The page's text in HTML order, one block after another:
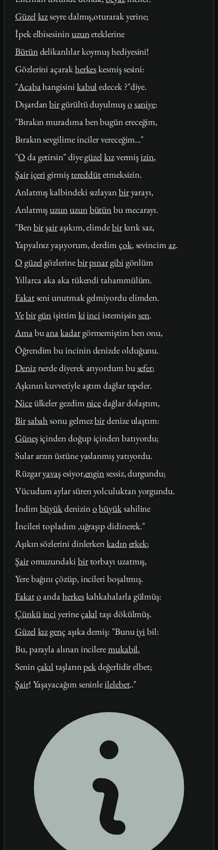
Güzel kızseyre dalmış,oturarak yerine;
İpek elbisesininuzuneteklerine
Bütündelikanlılar koymuş hediyesini!
Gözlerini açarakherkeskesmiş sesini:
"Acabahangisini kabul edecek ?"diye.
Dışardanbirgürültü duyulmuşo saniye:
"Bırakın muradıma ben bugün ereceğim,
Bırakın sevgilime inciler vereceğim..."
"O da getirsin" diyegüzel kızvermişizin,
Şairiçeri girmiş tereddütetmeksizin.
Anlatmış kalbindeki sızlayanbiryarayı,
Anlatmışuzunuzunbütünbu mecarayı.
"Benbirşairaşıkım, elimdebirkırık saz,
Yapyalnız yaşıyorum, derdimçok, sevincimaz.
O güzelgözlerinebirpınargibi gönlüm
Yıllarca aka aka tükendi tahammülüm.
Fakatseni unutmak gelmiyordu elimden.
Vebirgünişittimkiinci istemişsinsen.
Amabuanakadargörmemiştim ben onu,
Öğrendim bu incinin denizde olduğunu.
Deniznerde diyerek arıyordum busefer;
Aşkının kuvvetiyle aştım dağlar tepeler.
Niceülkeler gezdimnicedağlar dolaştım,
Birsabahsonu gelmezbirdenize ulaştım:
Güneşiçinden doğup içinden batıyordu;
Sular arzın üstüne yaslanmış yatıyordu.
Rüzgaryavaşesiyor,enginsessiz, durgundu;
Vücudum aylar süren yolculuktan yorgundu.
İndimbüyükdenizinobüyüksahiline
İncileri topladım ,uğraşıp didinerek."
Aşıkın sözlerini dinlerkenkadınerkek;
Şairomuzundaki birtorbayı uzatmış,
Yere bağını çözüp, incileri boşaltmış.
Fakatoandaherkeskahkahalarla gülmüş:
Çünküinci yerineçakıl taşı dökülmüş.
Güzel kızgenç aşıka demiş: "Bunuiyi bil:
Bu, parayla alınan incileremukabil,
Seninçakıl taşlarınpekdeğerlidir elbet;
Şair! Yaşayacağım seninleilelebet.."